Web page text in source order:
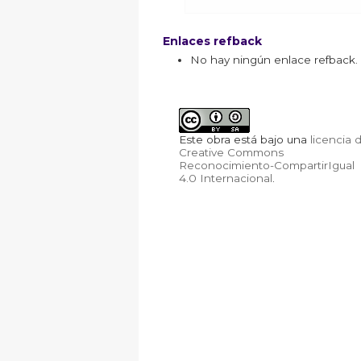
Enlaces refback
No hay ningún enlace refback.
Este obra está bajo una licencia
Creative Commons
Reconocimiento-CompartirIgual
4.0 Internacional